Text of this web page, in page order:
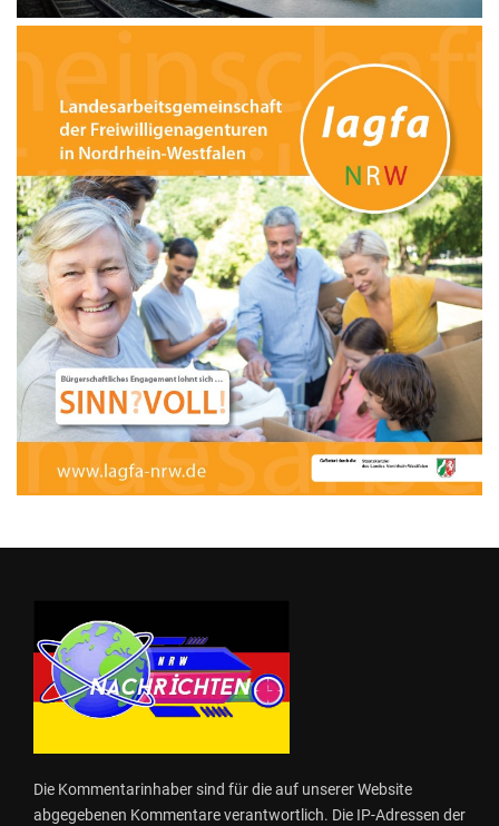
Die Kommentarinhaber sind für die auf unserer Website
abgegebenen Kommentare verantwortlich. Die IP-Adressen der